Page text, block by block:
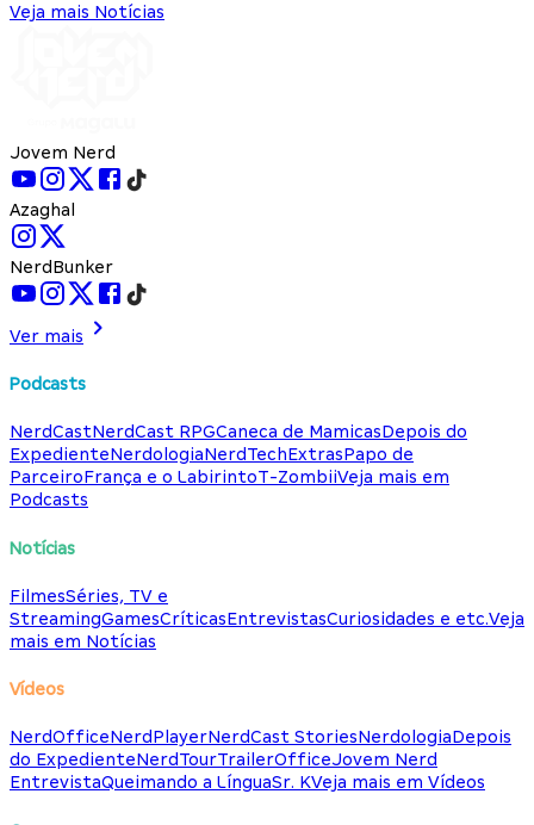
Veja mais Notícias
Jovem Nerd
Azaghal
NerdBunker
Ver mais
Podcasts
NerdCastNerdCast RPGCaneca de MamicasDepois do
ExpedienteNerdologiaNerdTechExtrasPapo de
ParceiroFrança e o LabirintoT-ZombiiVeja mais em
Podcasts
Notícias
FilmesSéries, TV e
StreamingGamesCríticasEntrevistasCuriosidades e etc.Veja
mais em Notícias
Vídeos
NerdOfficeNerdPlayerNerdCast StoriesNerdologiaDepois
do ExpedienteNerdTourTrailerOfficeJovem Nerd
EntrevistaQueimando a LínguaSr. KVeja mais em Vídeos